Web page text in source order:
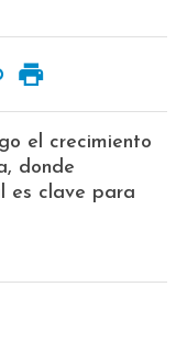
el crecimiento
donde
es clave para